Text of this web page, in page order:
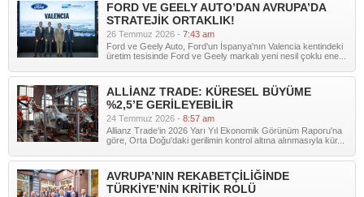
FORD VE GEELY AUTO’DAN AVRUPA’DA
STRATEJİK ORTAKLIK!
26 Temmuz 2026 - 7:43 am
Ford ve Geely Auto, Ford'un İspanya'nın Valencia kentindeki
üretim tesisinde Ford ve Geely markalı yeni nesil çoklu ene...
ALLİANZ TRADE: KÜRESEL BÜYÜME
%2,5’E GERİLEYEBİLİR
24 Temmuz 2026 - 8:57 am
Allianz Trade'in 2026 Yarı Yıl Ekonomik Görünüm Raporu'na
göre, Orta Doğu'daki gerilimin kontrol altına alınmasıyla kür...
AVRUPA’NIN REKABETÇİLİĞİNDE
TÜRKİYE’NİN KRİTİK ROLÜ